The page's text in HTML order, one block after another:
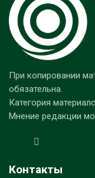
При копировании
обязательна.
Категория
Мнение редакции
Контакты